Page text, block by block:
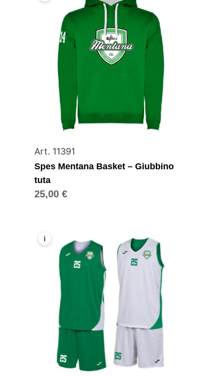
Art. 11391
Spes Mentana Basket – Giubbino
tuta
25,00€
i